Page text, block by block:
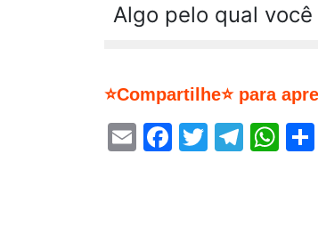
Algo pelo qual
⭐Compartilhe⭐ para
EmailFacebook
Twitter